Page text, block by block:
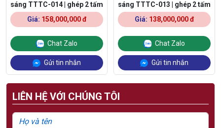
sáng TTTC-014 | ghép 2 tấm
Giá: 158,000,000 đ
Chat Zalo
Gửi tin nhắn
sáng TTTC-013 | ghép 2 tấm
Giá: 138,000,000 đ
Chat Zalo
Gửi tin nhắn
LIÊN HỆ VỚI CHÚNG TÔI